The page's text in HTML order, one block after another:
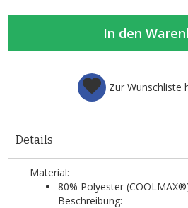
In den
Zur Wunschliste
Details
Material:
80% Polyester
Beschreibung: